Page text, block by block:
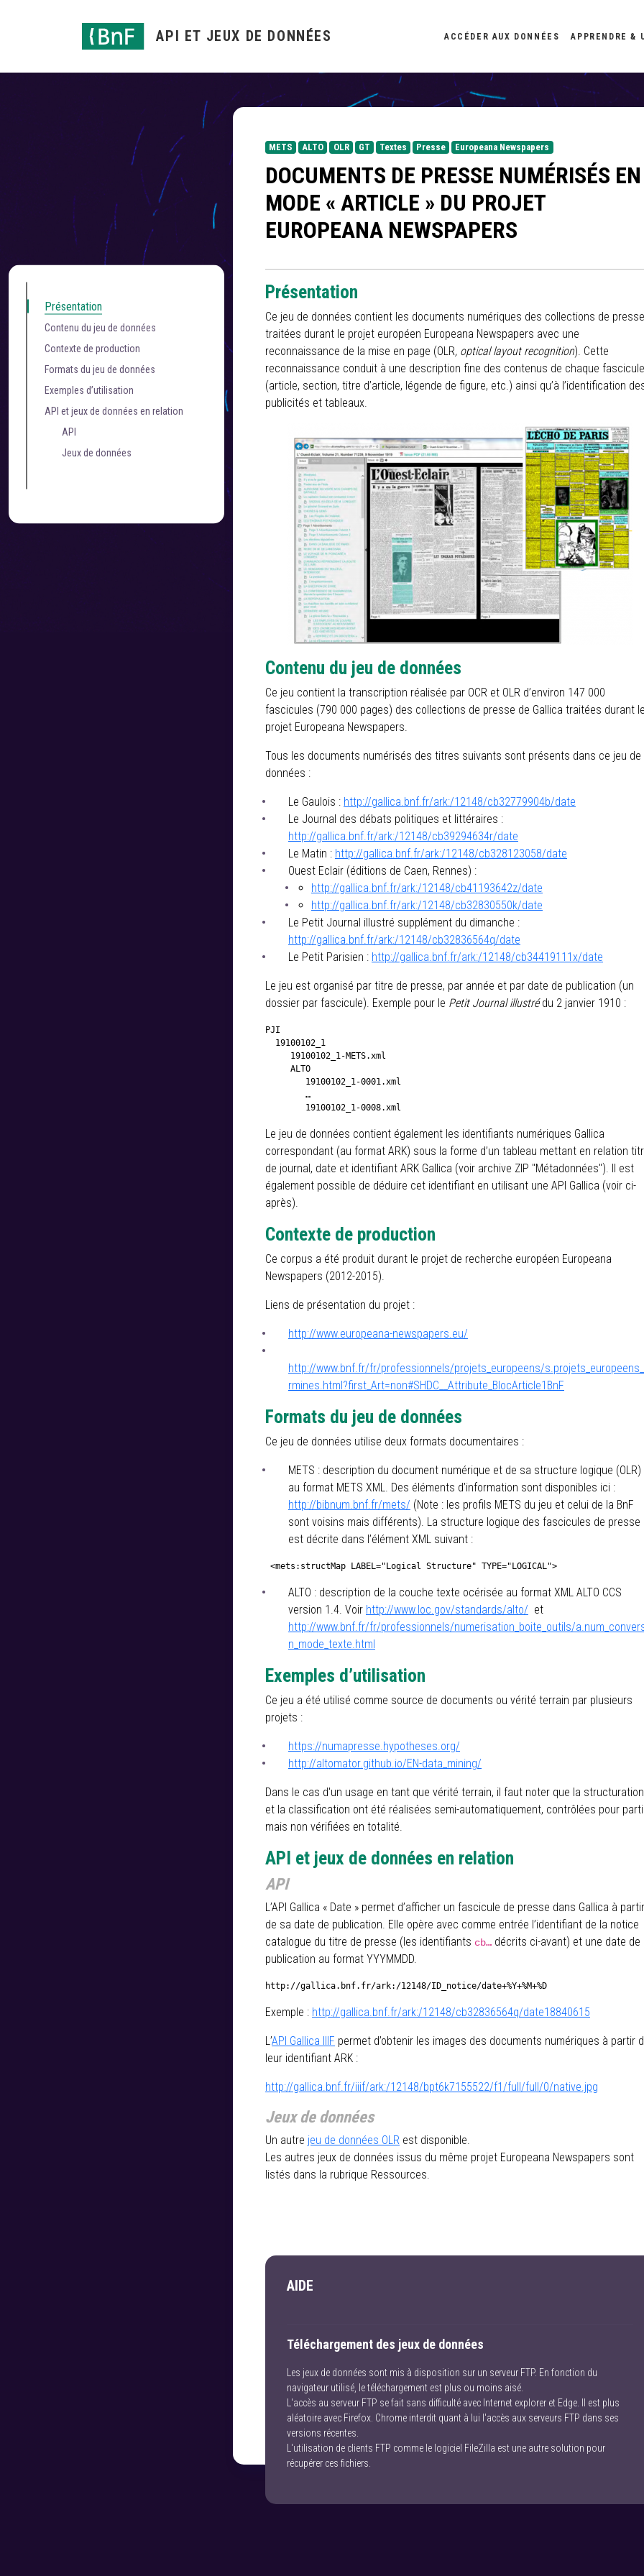
API ET JEUX DE DONNÉES ACCÉDER AUX DONNÉES APPRENDRE &
Présentation
Contenu du jeu de données
Contexte de production
Formats du jeu de données
Exemples d’utilisation
API et jeux de données en relation
API
Jeux de données
METS ALTO OLR GT Textes Presse Europeana Newspapers
DOCUMENTS DE PRESSE NUMÉRISÉS EN
MODE « ARTICLE » DU PROJET
EUROPEANA NEWSPAPERS
Présentation
Ce jeu de données contient les documents numériques des collections de presse
traitées durant le projet européen Europeana Newspapers avec une
reconnaissance de la mise en page (OLR, optical layout recognition). Cette
reconnaissance conduit à une description fine des contenus de chaque fascicule
(article, section, titre d’article, légende de figure, etc.) ainsi qu’à l’identification
publicités et tableaux.
Contenu du jeu de données
Ce jeu contient la transcription réalisée par OCR et OLR d’environ 147 000
fascicules (790 000 pages) des collections de presse de Gallica traitées durant
projet Europeana Newspapers.
Tous les documents numérisés des titres suivants sont présents dans ce jeu de
données :
Le Gaulois : http://gallica.bnf.fr/ark:/12148/cb32779904b/date
Le Journal des débats politiques et littéraires :
http://gallica.bnf.fr/ark:/12148/cb39294634r/date
Le Matin : http://gallica.bnf.fr/ark:/12148/cb328123058/date
Ouest Eclair (éditions de Caen, Rennes) :
http://gallica.bnf.fr/ark:/12148/cb41193642z/date
http://gallica.bnf.fr/ark:/12148/cb32830550k/date
Le Petit Journal illustré supplément du dimanche :
http://gallica.bnf.fr/ark:/12148/cb32836564q/date
Le Petit Parisien : http://gallica.bnf.fr/ark:/12148/cb34419111x/date
Le jeu est organisé par titre de presse, par année et par date de publication (un
dossier par fascicule). Exemple pour le Petit Journal illustrédu 2 janvier 1910 :
PJI
  19100102_1
     19100102_1-METS.xml
     ALTO
        19100102_1-0001.xml
        …
        19100102_1-0008.xml
Le jeu de données contient également les identifiants numériques Gallica
correspondant (au format ARK) sous la forme d’un tableau mettant en relation
de journal, date et identifiant ARK Gallica (voir archive ZIP "Métadonnées"). Il est
également possible de déduire cet identifiant en utilisant une API Gallica (voir ci-
après).
Contexte de production
Ce corpus a été produit durant le projet de recherche européen Europeana
Newspapers (2012-2015).
Liens de présentation du projet :
http://www.europeana-newspapers.eu/
http://www.bnf.fr/fr/professionnels/projets_europeens/
rmines.html?first_Art=non#SHDC__Attribute_BlocArticle1BnF
Formats du jeu de données
Ce jeu de données utilise deux formats documentaires :
METS : description du document numérique et de sa structure logique (OLR)
au format METS XML. Des éléments d’information sont disponibles ici :
http://bibnum.bnf.fr/mets/ (Note : les profils METS du jeu et celui de la BnF
sont voisins mais différents). La structure logique des fascicules de presse
est décrite dans l’élément XML suivant :
<mets:structMap LABEL="Logical Structure" TYPE="LOGICAL">
ALTO : description de la couche texte océrisée au format XML ALTO CCS
version 1.4. Voir http://www.loc.gov/standards/alto/ et
http://www.bnf.fr/fr/professionnels/numerisation_boite_outils/
n_mode_texte.html
Exemples d’utilisation
Ce jeu a été utilisé comme source de documents ou vérité terrain par plusieurs
projets :
https://numapresse.hypotheses.org/
http://altomator.github.io/EN-data_mining/
Dans le cas d'un usage en tant que vérité terrain, il faut noter que la structuration
et la classification ont été réalisées semi-automatiquement, contrôlées pour
mais non vérifiées en totalité.
API et jeux de données en relation
API
L’API Gallica « Date » permet d’afficher un fascicule de presse dans Gallica à partir
de sa date de publication. Elle opère avec comme entrée l’identifiant de la notice
catalogue du titre de presse (les identifiants cb… décrits ci-avant) et une date de
publication au format YYYMMDD.
http://gallica.bnf.fr/ark:/12148/ID_notice/date+%Y+%M+%D
Exemple : http://gallica.bnf.fr/ark:/12148/cb32836564q/date18840615
L’API Gallica IIIF permet d’obtenir les images des documents numériques à partir
leur identifiant ARK :
http://gallica.bnf.fr/iiif/ark:/12148/bpt6k7155522/f1/full/full/0/native.jpg
Jeux de données
Un autre jeu de données OLR est disponible.
Les autres jeux de données issus du même projet Europeana Newspapers sont
listés dans la rubrique Ressources.
AIDE
Téléchargement des jeux de données
Les jeux de données sont mis à disposition sur un serveur FTP. En fonction du
navigateur utilisé, le téléchargement est plus ou moins aisé.
L'accès au serveur FTP se fait sans difficulté avec Internet explorer et Edge. Il est plus
aléatoire avec Firefox. Chrome interdit quant à lui l'accès aux serveurs FTP dans ses
versions récentes.
L'utilisation de clients FTP comme le logiciel FileZilla est une autre solution pour
récupérer ces fichiers.